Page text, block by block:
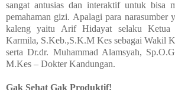
sangat antusias dan interaktif untuk bisa
pemahaman gizi. Apalagi para narasumber
kaleng yaitu Arif Hidayat selaku
Karmila, S.Keb.,S.K.M Kes sebagai Wakil
serta Dr.dr. Muhammad Alamsyah,
M.Kes – Dokter Kandungan.
Gak Sehat Gak Produktif!